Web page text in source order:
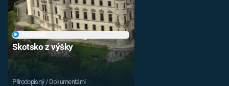
Skotsko z výšky
Přírodopisný / Dokumentární